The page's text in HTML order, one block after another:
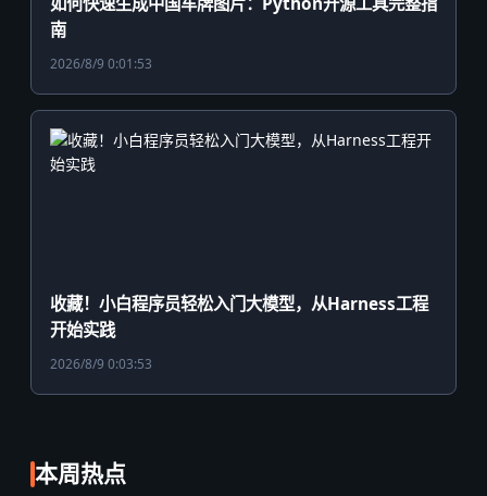
南
2026/8/9 0:01:53
收藏！小白程序员轻松入门大模型，从Harness工程
开始实践
2026/8/9 0:03:53
本周热点